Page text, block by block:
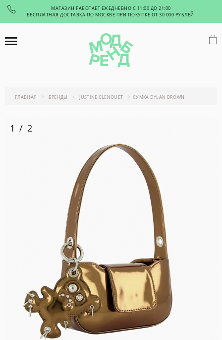
МАГАЗИН РАБОТАЕТ ЕЖЕДНЕВНО С 11:00 ДО 21:00
БЕСПЛАТНАЯ ДОСТАВКА ПО МОСКВЕ ПРИ ПОКУПКЕ ОТ 30 000 РУБЛЕЙ
ГЛАВНАЯ БРЕНДЫ JUSTINE CLENQUET СУМКА DYLAN BROWN
1 / 2